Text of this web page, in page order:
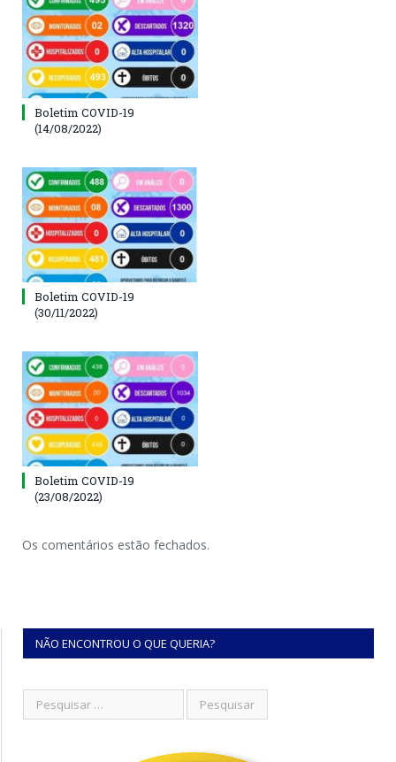
Boletim COVID-19
(14/08/2022)
Boletim COVID-19
(30/11/2022)
Boletim COVID-19
(23/08/2022)
Os comentários estão fechados.
NÃO ENCONTROU O QUE QUERIA?